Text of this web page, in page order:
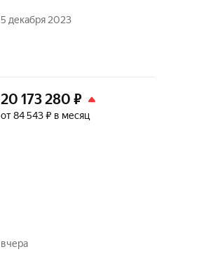
5 декабря 2023
20 173 280 ₽
от 84 543 ₽ в месяц
вчера